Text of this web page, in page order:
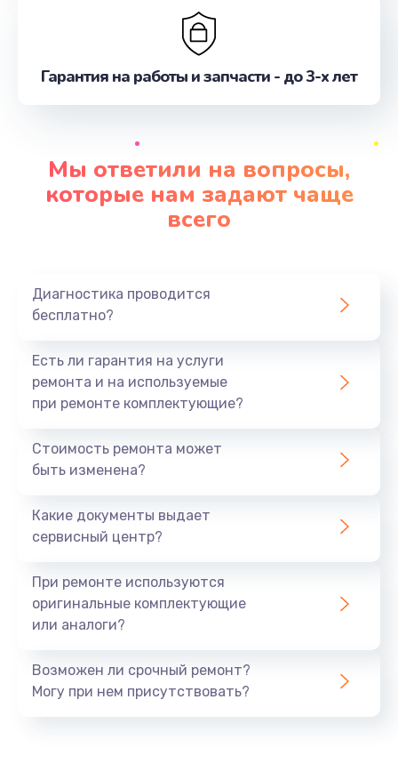
Гарантия на работы и запчасти - до 3-х лет
Мы ответили на вопросы,
которые нам задают чаще
всего
Диагностика проводится
бесплатно?
Есть ли гарантия на услуги
ремонта и на используемые
при ремонте комплектующие?
Стоимость ремонта может
быть изменена?
Какие документы выдает
сервисный центр?
При ремонте используются
оригинальные комплектующие
или аналоги?
Возможен ли срочный ремонт?
Могу при нем присутствовать?